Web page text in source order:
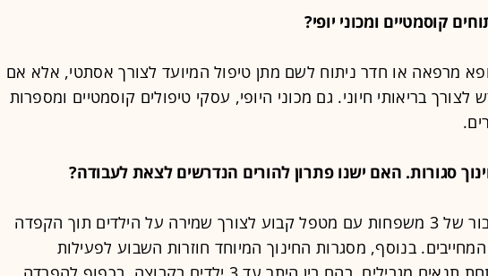
קוסמטיים ומכוני יופי?
מרפאה או חדר ניתוח לשם מתן טיפול המיועד לצורך אסתטי, אלא אם
לצורך בריאותי חיוני. גם מכוני היופי, עסקי טיפולים קוסמטיים ומספרות
סגורות. האם ישנו פתרון להורים הנדרשים לצאת לעבודה?
יתאפשר חיבור של 3 משפחות עם מטפל קבוע לצורך שמירה על הילדים תוך הקפדה
בנוסף, מסגרות החינוך המיוחד חוזרות השבוע לפעילות